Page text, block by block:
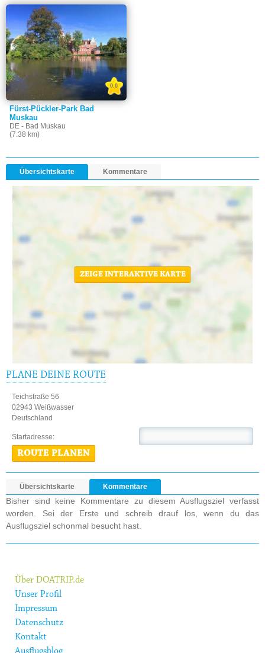
Fürst-Pückler-Park Bad
Muskau
DE - Bad Muskau
(7.38 km)
0.0
Übersichtskarte Kommentare
ZEIGE INTERAKTIVE KARTE
PLANE DEINE ROUTE
Teichstraße 56
02943 Weißwasser
Deutschland
Startadresse:
ROUTE PLANEN
Übersichtskarte Kommentare
Bisher sind keine Kommentare zu diesem Ausflugsziel verfasst
worden. Sei der Erste und schreib drauf los, wenn du das
Ausflugsziel schonmal besucht hast.
Über DOATRIP.de
Unser Profil
Impressum
Datenschutz
Kontakt